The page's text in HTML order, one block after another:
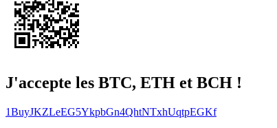
J'accepte les BTC, ETH et BCH !
1BuyJKZLeEG5YkpbGn4QhtNTxhUqtpEGKf